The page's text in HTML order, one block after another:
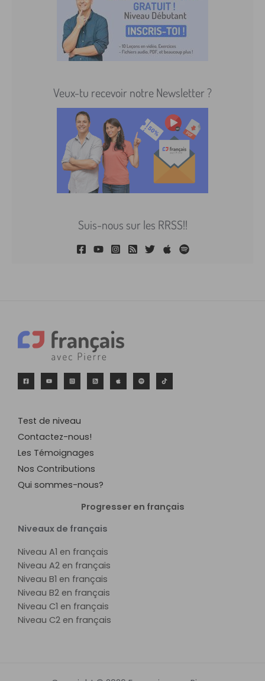
Veux-tu recevoir notre Newsletter ?
Suis-nous sur les RRSS!!
Test de niveau
Contactez-nous!
Les Témoignages
Nos Contributions
Qui sommes-nous?
Progresser en français
Niveaux de français
Niveau A1 en français
Niveau A2 en français
Niveau B1 en français
Niveau B2 en français
Niveau C1 en français
Niveau C2 en français